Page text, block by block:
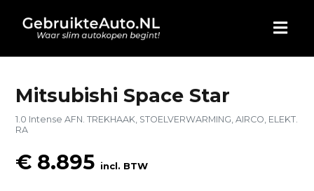
HOME
AUTO KOPEN
ADVERTEREN
Mitsubishi Space Star
1.0 Intense AFN. TREKHAAK, STOELVERWARMING, AIRCO, ELEKT.
RA
€ 8.895 incl. BTW